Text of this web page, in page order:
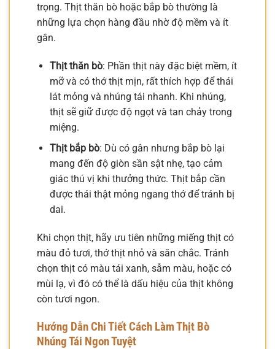
trọng. Thịt thăn bò hoặc bắp bò thường là
những lựa chọn hàng đầu nhờ độ mềm và ít
gân.
Thịt thăn bò: Phần thịt này đặc biệt mềm, ít
mỡ và có thớ thịt mịn, rất thích hợp để thái
lát mỏng và nhúng tái nhanh. Khi nhúng,
thịt sẽ giữ được độ ngọt và tan chảy trong
miệng.
Thịt bắp bò: Dù có gân nhưng bắp bò lại
mang đến độ giòn sần sật nhẹ, tạo cảm
giác thú vị khi thưởng thức. Thịt bắp cần
được thái thật mỏng ngang thớ để tránh bị
dai.
Khi chọn thịt, hãy ưu tiên những miếng thịt có
màu đỏ tươi, thớ thịt nhỏ và săn chắc. Tránh
chọn thịt có màu tái xanh, sẫm màu, hoặc có
mùi lạ, vì đó có thể là dấu hiệu của thịt không
còn tươi ngon.
Hướng Dẫn Chi Tiết Cách Làm Thịt Bò
Nhúng Tái Ngon Tuyệt